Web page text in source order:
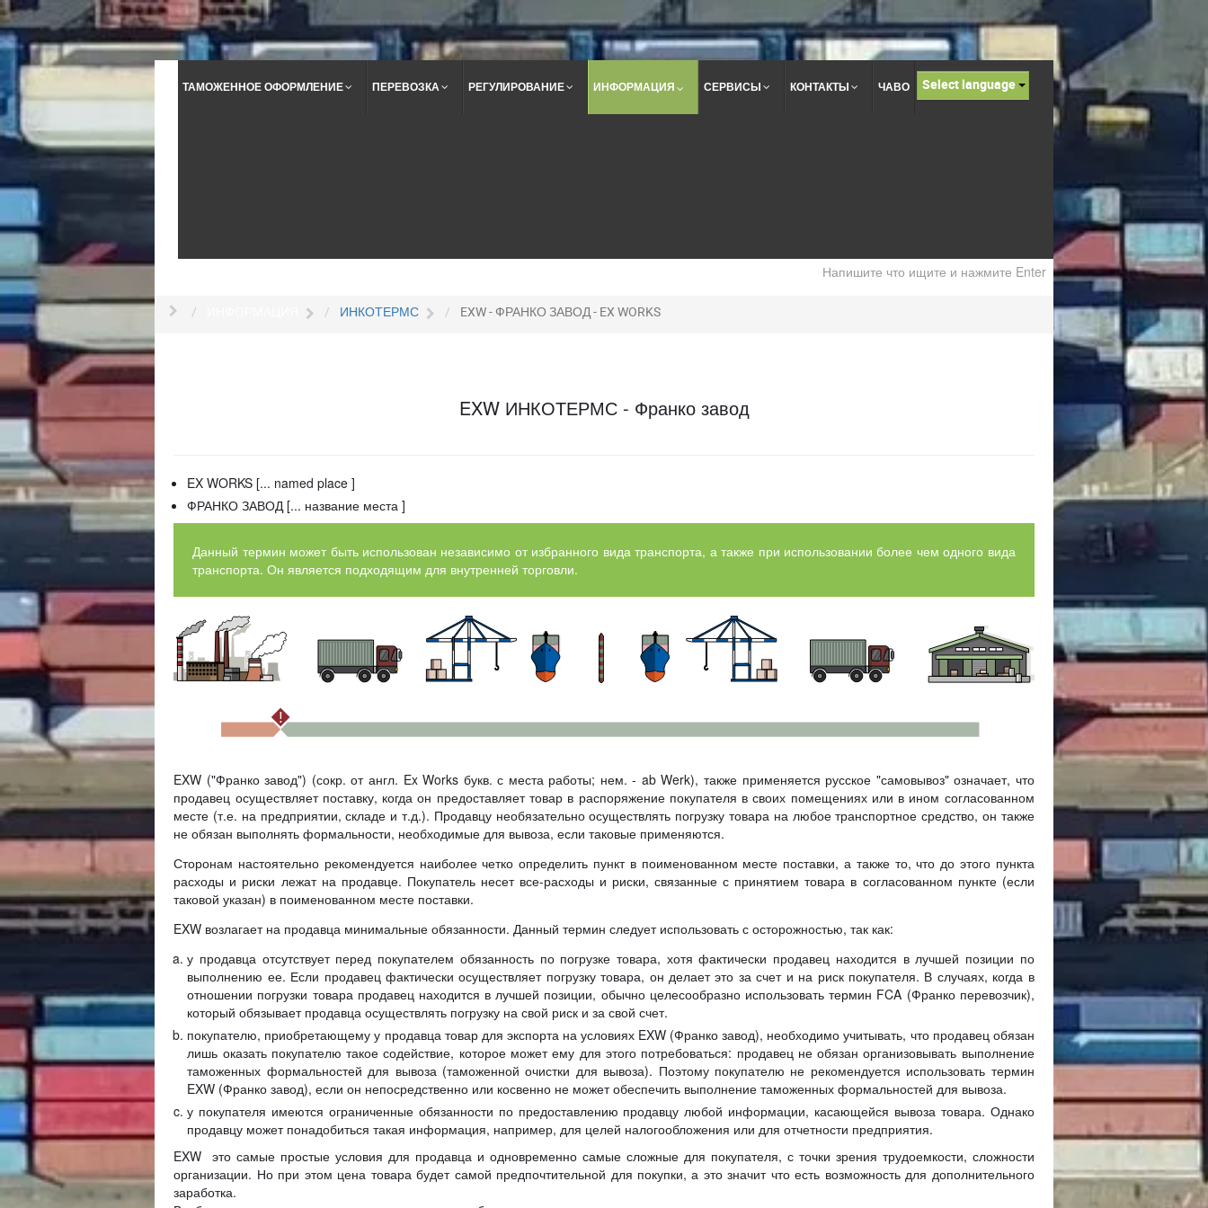
ТАМОЖЕННОЕ ОФОРМЛЕНИЕ ПЕРЕВОЗКА РЕГУЛИРОВАНИЕ ИНФОРМАЦИЯ СЕРВИСЫ КОНТАКТЫ ЧАВО Select language
ИНКОТЕРМС EXW - ФРАНКО ЗАВОД - EX WORKS
EXW ИНКОТЕРМС - Франко завод
EX WORKS [... named place ]
ФРАНКО ЗАВОД [... название места ]
Данный термин может быть использован независимо от избранного вида транспорта, а также при использовании более чем одного вида
транспорта. Он является подходящим для внутренней торговли.
!
EXW ("Франко завод") (сокр. от англ. Ex Works букв. с места работы; нем. - ab Werk), также применяется русское "самовывоз" означает, что
продавец осуществляет поставку, когда он предоставляет товар в распоряжение покупателя в своих помещениях или в ином согласованном
месте (т.е. на предприятии, складе и т.д.). Продавцу необязательно осуществлять погрузку товара на любое транспортное средство, он также
не обязан выполнять формальности, необходимые для вывоза, если таковые применяются.
Сторонам настоятельно рекомендуется наиболее четко определить пункт в поименованном месте поставки, а также то, что до этого пункта
расходы и риски лежат на продавце. Покупатель несет все-расходы и риски, связанные с принятием товара в согласованном пункте (если
таковой указан) в поименованном месте поставки.
EXW возлагает на продавца минимальные обязанности. Данный термин следует использовать с осторожностью, так как:
у продавца отсутствует перед покупателем обязанность по погрузке товара, хотя фактически продавец находится в лучшей позиции по
выполнению ее. Если продавец фактически осуществляет погрузку товара, он делает это за счет и на риск покупателя. В случаях, когда в
отношении погрузки товара продавец находится в лучшей позиции, обычно целесообразно использовать термин FCA (Франко перевозчик),
который обязывает продавца осуществлять погрузку на свой риск и за свой счет.
покупателю, приобретающему у продавца товар для экспорта на условиях EXW (Франко завод), необходимо учитывать, что продавец обязан
лишь оказать покупателю такое содействие, которое может ему для этого потребоваться: продавец не обязан организовывать выполнение
таможенных формальностей для вывоза (таможенной очистки для вывоза). Поэтому покупателю не рекомендуется использовать термин
EXW (Франко завод), если он непосредственно или косвенно не может обеспечить выполнение таможенных формальностей для вывоза.
у покупателя имеются ограниченные обязанности по предоставлению продавцу любой информации, касающейся вывоза товара. Однако
продавцу может понадобиться такая информация, например, для целей налогообложения или для отчетности предприятия.
EXW это самые простые условия для продавца и одновременно самые сложные для покупателя, с точки зрения трудоемкости, сложности
организации. Но при этом цена товара будет самой предпочтительной для покупки, а это значит что есть возможность для дополнительного
заработка.